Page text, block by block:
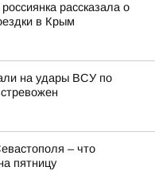
рассказала о
в Крым
на удары ВСУ по
– что
пятницу